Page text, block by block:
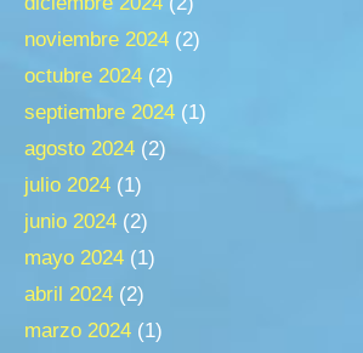
noviembre 2024 (2)
octubre 2024 (2)
septiembre 2024 (1)
agosto 2024 (2)
julio 2024 (1)
junio 2024 (2)
mayo 2024 (1)
abril 2024 (2)
marzo 2024 (1)